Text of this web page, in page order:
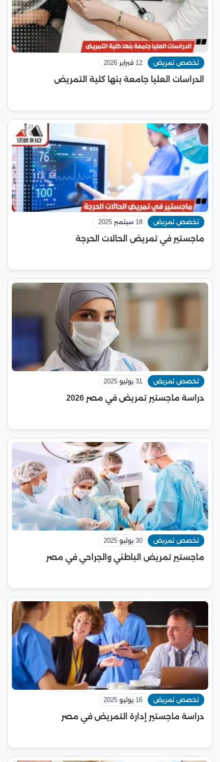
تخصص تمريض 12 فبراير 2026
الدراسات العليا جامعة بنها كلية التمريض
تخصص تمريض 18 سبتمبر 2025
ماجستير في تمريض الحالات الحرجة
تخصص تمريض 31 يوليو 2025
دراسة ماجستير تمريض في مصر 2026
تخصص تمريض 30 يوليو 2025
ماجستير تمريض الباطني والجراحي في مصر
تخصص تمريض 16 يوليو 2025
دراسة ماجستير إدارة التمريض في مصر